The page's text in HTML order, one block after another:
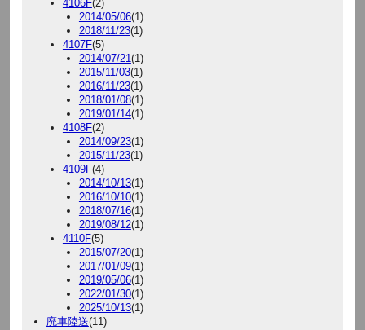
4106F(2)
2014/05/06(1)
2018/11/23(1)
4107F(5)
2014/07/21(1)
2015/11/03(1)
2016/11/23(1)
2018/01/08(1)
2019/01/14(1)
4108F(2)
2014/09/23(1)
2015/11/23(1)
4109F(4)
2014/10/13(1)
2016/10/10(1)
2018/07/16(1)
2019/08/12(1)
4110F(5)
2015/07/20(1)
2017/01/09(1)
2019/05/06(1)
2022/01/30(1)
2025/10/13(1)
廃車陸送(11)